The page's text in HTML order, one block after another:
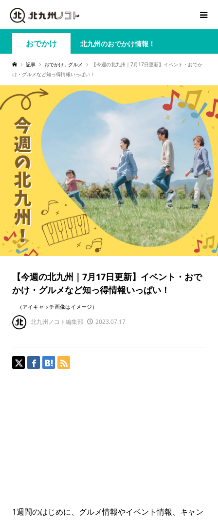
おでかけ 北九州のおでかけ情報！
記事 おでかけ , グルメ
【今週の北九州｜7月17日更新】イベント・おでか
け・グルメなど知っ得情報いっぱい！
【今週の北九州｜7月17日更新】イベント・おで
かけ・グルメなど知っ得情報いっぱい！
（アイキャッチ画像はイメージ）
北九州ノコト編集部 2023.07.17
1週間のはじめに、グルメ情報やイベント情報、キャン